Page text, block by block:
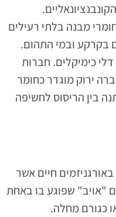
מבנה בלתי רעילים
בקרקע ובמי התהום.
כימיקלים. חברות
ירוק מוגדר כחומר
בין הריסוס לחשיפה
חיים אשר
"אויב" שפוגע בו באחת
כגורם מחלה.